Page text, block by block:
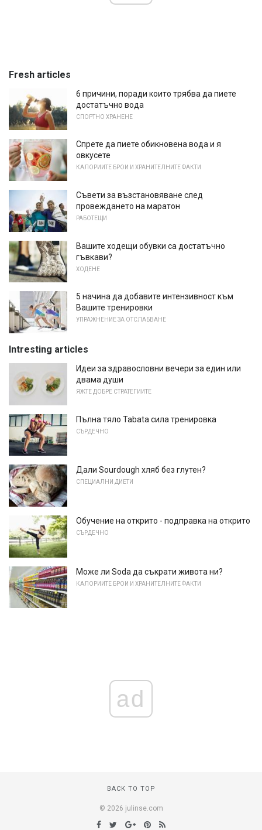
Fresh articles
6 причини, поради които трябва да пиете
достатъчно вода
СПОРТНО ХРАНЕНЕ
Спрете да пиете обикновена вода и я
овкусете
КАЛОРИИТЕ БРОИ И ХРАНИТЕЛНИТЕ ФАКТИ
Съвети за възстановяване след
провеждането на маратон
РАБОТЕЩИ
Вашите ходещи обувки са достатъчно
гъвкави?
ХОДЕНЕ
5 начина да добавите интензивност към
Вашите тренировки
УПРАЖНЕНИЕ ЗА ОТСЛАБВАНЕ
Intresting articles
Идеи за здравословни вечери за един или
двама души
ЯЖТЕ ДОБРЕ СТРАТЕГИИТЕ
Пълна тяло Tabata сила тренировка
СЪРДЕЧНО
Дали Sourdough хляб без глутен?
СПЕЦИАЛНИ ДИЕТИ
Обучение на открито - подправка на открито
СЪРДЕЧНО
Може ли Soda да съкрати живота ни?
КАЛОРИИТЕ БРОИ И ХРАНИТЕЛНИТЕ ФАКТИ
ad
BACK TO TOP
© 2026 julinse.com